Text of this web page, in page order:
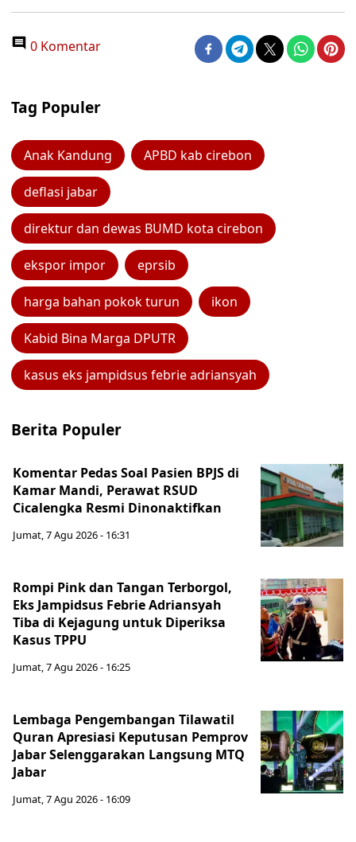
0 Komentar
Tag Populer
Anak Kandung APBD kab cirebon
deflasi jabar
direktur dan dewas BUMD kota cirebon
ekspor impor eprsib
harga bahan pokok turun ikon
Kabid Bina Marga DPUTR
kasus eks jampidsus febrie adriansyah
Berita Populer
Komentar Pedas Soal Pasien BPJS di
Kamar Mandi, Perawat RSUD
Cicalengka Resmi Dinonaktifkan
Jumat, 7 Agu 2026 - 16:31
Rompi Pink dan Tangan Terborgol,
Eks Jampidsus Febrie Adriansyah
Tiba di Kejagung untuk Diperiksa
Kasus TPPU
Jumat, 7 Agu 2026 - 16:25
Lembaga Pengembangan Tilawatil
Quran Apresiasi Keputusan Pemprov
Jabar Selenggarakan Langsung MTQ
Jabar
Jumat, 7 Agu 2026 - 16:09